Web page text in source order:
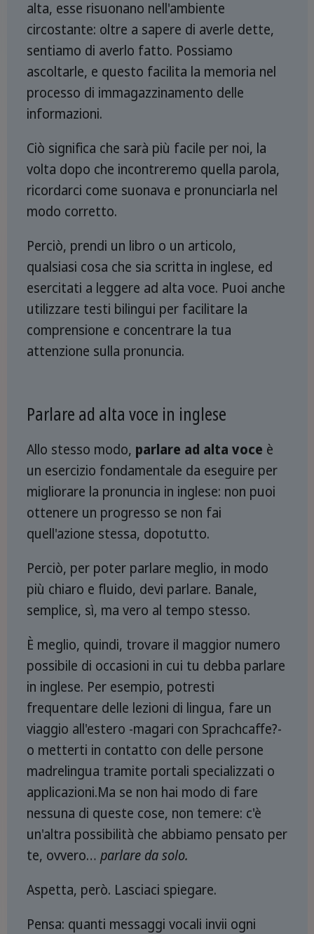
alta, esse risuonano nell'ambiente
circostante: oltre a sapere di averle dette,
sentiamo di averlo fatto. Possiamo
ascoltarle, e questo facilita la memoria nel
processo di immagazzinamento delle
informazioni.
Ciò significa che sarà più facile per noi, la
volta dopo che incontreremo quella parola,
ricordarci come suonava e pronunciarla nel
modo corretto.
Perciò, prendi un libro o un articolo,
qualsiasi cosa che sia scritta in inglese, ed
esercitati a leggere ad alta voce. Puoi anche
utilizzare testi bilingui per facilitare la
comprensione e concentrare la tua
attenzione sulla pronuncia.
Parlare ad alta voce in inglese
Allo stesso modo, parlare ad alta voce è
un esercizio fondamentale da eseguire per
migliorare la pronuncia in inglese: non puoi
ottenere un progresso se non fai
quell'azione stessa, dopotutto.
Perciò, per poter parlare meglio, in modo
più chiaro e fluido, devi parlare. Banale,
semplice, sì, ma vero al tempo stesso.
È meglio, quindi, trovare il maggior numero
possibile di occasioni in cui tu debba parlare
in inglese. Per esempio, potresti
frequentare delle lezioni di lingua, fare un
viaggio all'estero -magari con Sprachcaffe?-
o metterti in contatto con delle persone
madrelingua tramite portali specializzati o
applicazioni.Ma se non hai modo di fare
nessuna di queste cose, non temere: c'è
un'altra possibilità che abbiamo pensato per
te, ovvero… parlare da solo.
Aspetta, però. Lasciaci spiegare.
Pensa: quanti messaggi vocali invii ogni